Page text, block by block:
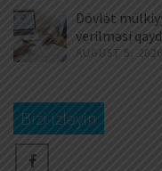
Dövlət
verilməsi
AUGUST 5, 2026
Bizi izləyin